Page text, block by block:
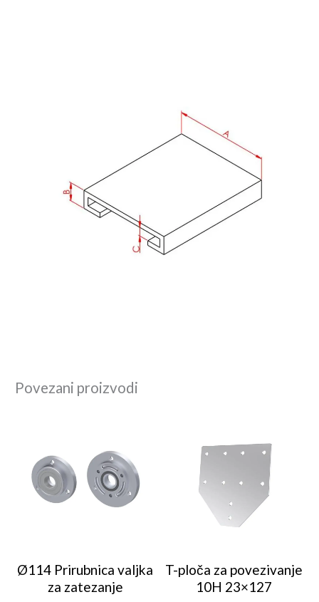
Povezani proizvodi
Ø114 Prirubnica valjka
za zatezanje
T-ploča za povezivanje
10H 23×127